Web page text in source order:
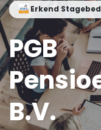
Erkend
PGB
B.V.